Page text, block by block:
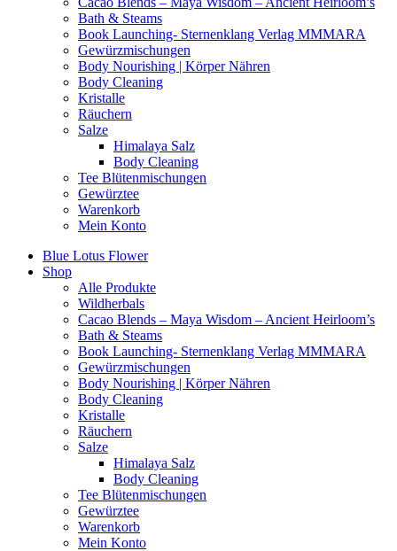
Bath & Steams
Book Launching- Sternenklang Verlag MMMARA
Gewürzmischungen
Body Nourishing | Körper Nähren
Body Cleaning
Kristalle
Räuchern
Salze
Himalaya Salz
Body Cleaning
Tee Blütenmischungen
Gewürztee
Warenkorb
Mein Konto
Blue Lotus Flower
Shop
Alle Produkte
Wildherbals
Cacao Blends – Maya Wisdom – Ancient Heirloom’s
Bath & Steams
Book Launching- Sternenklang Verlag MMMARA
Gewürzmischungen
Body Nourishing | Körper Nähren
Body Cleaning
Kristalle
Räuchern
Salze
Himalaya Salz
Body Cleaning
Tee Blütenmischungen
Gewürztee
Warenkorb
Mein Konto